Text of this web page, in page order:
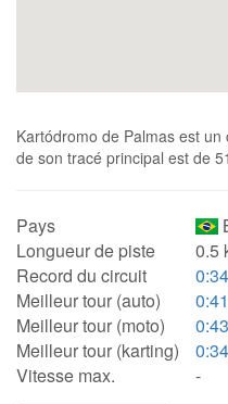
Kartódromo de Palmas est
de son tracé principal est de
Pays
Longueur de piste
0.5
Record du circuit
Meilleur tour (auto)
Meilleur tour (moto)
Meilleur tour (karting)
Vitesse max.
-